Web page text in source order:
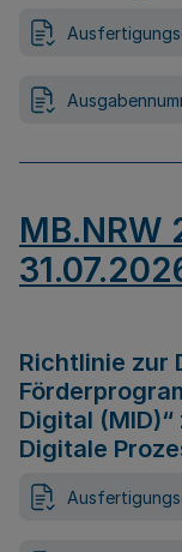
MB.NRW
Richtlinie zur
Digital
Digitale